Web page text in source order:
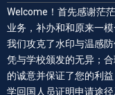
Welcome！首先感谢茫
业务，补办和和原来一
我们攻克了水印与温感
凭与学校颁发的无异；
的诚意并保证了您的利
学回国人员证明申请途